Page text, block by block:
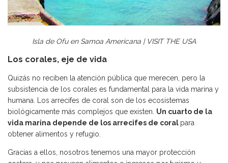
Isla de Ofu en Samoa Americana | VISIT THE USA
Los corales, eje de vida
Quizás no reciben la atención pública que merecen, pero la
subsistencia de los corales es fundamental para la vida marina y
humana. Los arrecifes de coral son de los ecosistemas
biológicamente más complejos que existen. Un cuarto de la
vida marina depende de los arrecifes de coral para
obtener alimentos y refugio.
Gracias a ellos, nosotros tenemos una mayor protección